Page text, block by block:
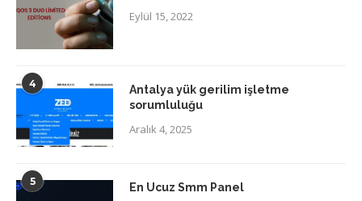
Eylül 15, 2022
4
Antalya yük gerilim işletme
sorumluluğu
Aralık 4, 2025
5 En Ucuz Smm Panel